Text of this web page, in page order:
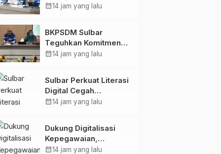
HUT Ke-81 RI, Puncak
calendar_month14 jam yang lalu
BKPSDM Sulbar
Teguhkan Komitmen
Pengembangan
Penandatanganan
Perjanjian Tugas
Belajar 2026
calendar_month14 jam yang lalu
Sulbar Perkuat Literasi
Digital Cegah
Kejahatan Love
calendar_month14 jam yang lalu
Dukung Digitalisasi
Kepegawaian,
DPMPTSP Sulbar Siap
calendar_month14 jam yang lalu